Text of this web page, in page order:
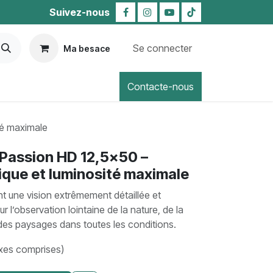
Suivez-nous
Ma besace Se connecter
Contacte-nous
maximale
HD 12,5×50 –
et luminosité maximale
une vision extrêmement détaillée et
l’observation lointaine de la nature, de la
paysages dans toutes les conditions.
comprises)